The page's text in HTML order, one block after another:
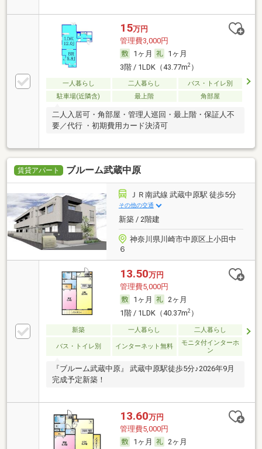
15万円
管理費3,000円
1ヶ月
1ヶ月
3階 / 1LDK（43.77m2）
一人暮らし 二人暮らし
バス・トイレ別
駐車場(近隣含)
最上階 角部屋
二人入居可・角部屋・管理人巡回・最上階・保証人不
要／代行 ・初期費用カード決済可
賃貸アパート ブルーム武蔵中原
ＪＲ南武線 武蔵中原駅 徒歩5分
その他の交通
新築 / 2階建
神奈川県川崎市中原区上小田中
６
13.50万円
管理費5,000円
1ヶ月
2ヶ月
1階 / 1LDK（40.37m2）
新築 一人暮らし 二人暮らし
バス・トイレ別 インターネット無料
モニタ付インターホ
ン
『ブルーム武蔵中原』 武蔵中原駅徒歩5分♪2026年9月
完成予定新築！
13.60万円
管理費5,000円
1ヶ月
2ヶ月